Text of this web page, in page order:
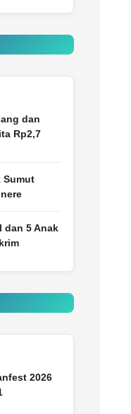
dan
Rp2,7
Sumut
dan 5 Anak
2026